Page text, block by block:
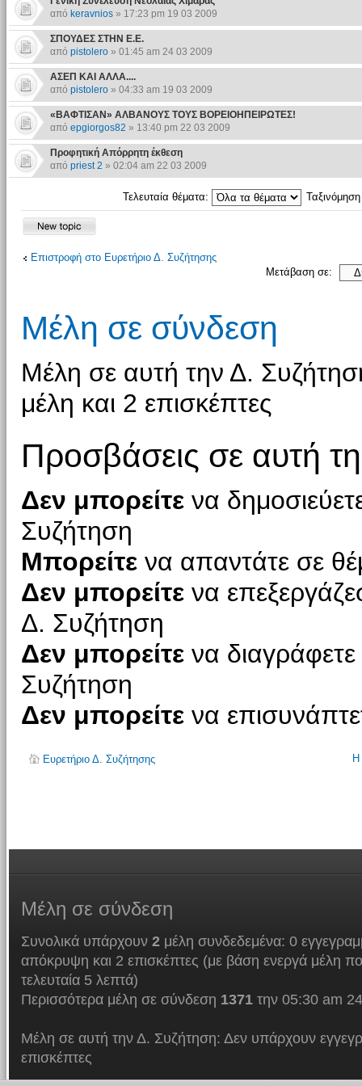
από keravnios» 17:23 pm 19 03 2009
ΣΠΟΥΔΕΣ ΣΤΗΝ Ε.Ε.
από pistolero» 01:45 am 24 03 2009
ΑΣΕΠ ΚΑΙ ΑΛΛΑ....
από pistolero» 04:33 am 19 03 2009
«ΒΑΦΤΙΣΑΝ» ΑΛΒΑΝΟΥΣ ΤΟΥΣ ΒΟΡΕΙΟΗΠΕΙΡΩΤΕΣ!
από epgiorgos82 » 13:40 pm 22 03 2009
Προφητική Απόρρητη έκθεση
από priest 2 » 02:04 am 22 03 2009
Τελευταία θέματα:
Επιστροφή στο Ευρετήριο Δ. Συζήτησης
Μετάβαση σε:
Μέλη σε σύνδεση
Μέλη σε αυτή την Δ.
μέλη και 2 επισκέπτες
Προσβάσεις σε αυτή
Δεν μπορείτενα
Συζήτηση
Μπορείτενα απαντάτε σε
Δεν μπορείτενα
Δ. Συζήτηση
Δεν μπορείτενα διαγράφετε
Συζήτηση
Δεν μπορείτενα
Ευρετήριο Δ. Συζήτησης Η
Μέλη σε σύνδεση
Συνολικά υπάρχουν 2μέλη συνδεδεμένα: 0
απόκρυψη και 2 επισκέπτες (με βάση ενεργά μέλη
τελευταία 5 λεπτά)
Περισσότερα μέλη σε σύνδεση 1371την 05:30 am
Μέλη σε αυτή την Δ. Συζήτηση: Δεν υπάρχουν
επισκέπτες